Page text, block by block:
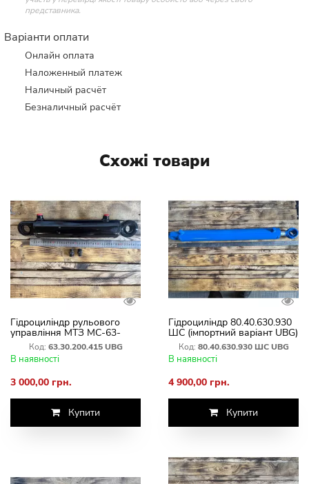
представника.
Варіанти оплати
Онлайн оплата
Наложенный платеж
Наличный расчёт
Безналичный расчёт
Схожі товари
Гідроциліндр рульового
управління МТЗ МС-63-
5405115-А-01 (імпортний
варіант UBG)
Код: 63.30.200.415 UBG
В наявності
3 000,00 грн.
Купити
Гідроциліндр 80.40.630.930
ШС (імпортний варіант UBG)
Код: 80.40.630.930 ШС UBG
В наявності
4 900,00 грн.
Купити